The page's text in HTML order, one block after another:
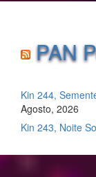
PAN
Kin 244,
Agosto, 2026
Kin 243, Noite